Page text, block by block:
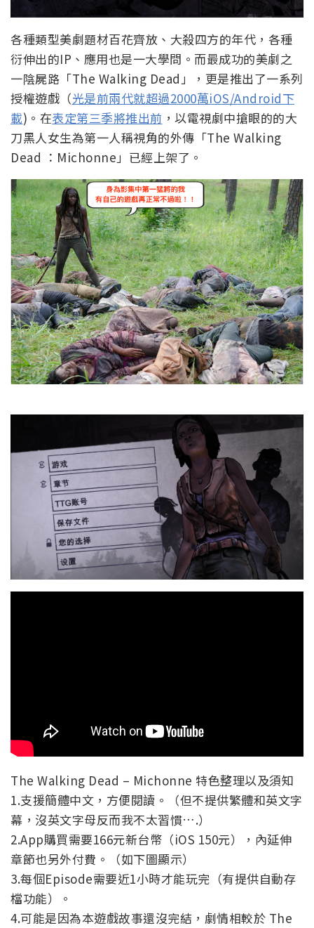
各種類型美劇題材百花齊放、大殺四方的年代，各種
衍伸出的IP、應用也是一大學問。而最成功的美劇之
一陰屍路「The Walking Dead」，更是推出了一系列
授權遊戲（光是前兩代就超過2000萬iOS/Android下
載)。在表定第三季將推出前 ，以電視劇中搶眼的的大
刀黑人女生為第一人稱視角的外傳「The Walking
Dead ：Michonne」已經上架了。
The Walking Dead – Michonne 特色整理以及須知
1.支援簡體中文，方便閱讀。（但不提供繁體和英文字
幕，沒英文字母反而我不太習慣….）
2.App購買需要166元新台幣（iOS 150元），內延伸
章節也另外付費。（如下圖顯示）
3.每個Episode需要近1小時才能玩完（有提供自動存
檔功能）。
4.可能是因為本遊戲故事還沒完結，劇情相較於 The